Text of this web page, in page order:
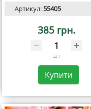
Артикул:55405
385 грн.
шт
Купити